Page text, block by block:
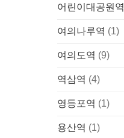
어린이대공원역
여의나루역 (1)
여의도역 (9)
역삼역 (4)
영등포역 (1)
용산역 (1)